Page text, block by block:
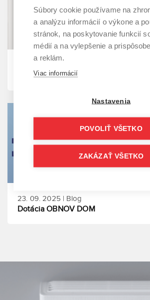
Toshiba ESTIA Bi-Bloc R290
23. 09. 2025 | Blog
Dotácia OBNOV DOM
Súbory cookie používame na
a analýzu informácií o výkone a
stránok, na poskytovanie funkcií
médií a na vylepšenie a
a reklám.
Viac informácií
Nastavenia
POVOLIŤ VŠETKO
ZAKÁZAŤ VŠETKO